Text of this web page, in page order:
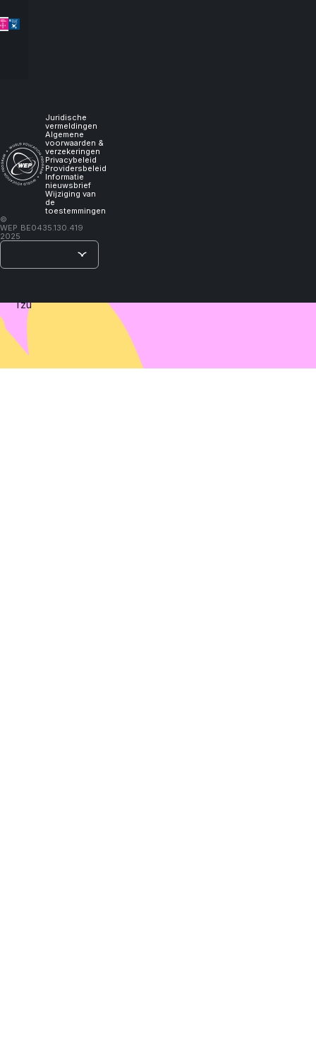
Juridische
vermeldingen
Algemene
voorwaarden &
verzekeringen
Privacybeleid
Providersbeleid
Informatie
nieuwsbrief
Wijziging van
de
toestemmingen
©
WEP
2025
BE0435.130.419
let
it,
I
will
learn."
Tzu